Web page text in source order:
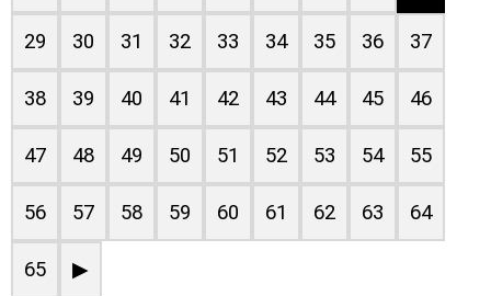
29 30 31 32 33 34 35 36 37
38 39 40 41 42 43 44 45 46
47 48 49 50 51 52 53 54 55
56 57 58 59 60 61 62 63 64
65 ▶